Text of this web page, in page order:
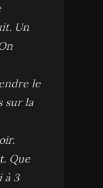
Un
le
sur la
Que
à 3